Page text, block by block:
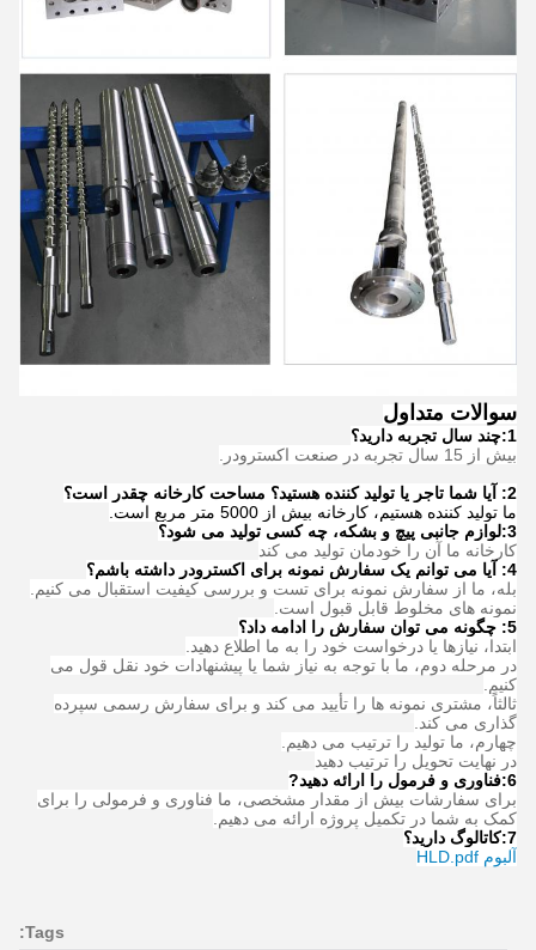
سوالات متداول
1:چند سال تجربه دارید؟
بیش از 15 سال تجربه در صنعت اکسترودر.
2: آیا شما تاجر یا تولید کننده هستید؟ مساحت کارخانه چقدر است؟
ما تولید کننده هستیم، کارخانه بیش از 5000 متر مربع است.
3: لوازم جانبی پیچ و بشکه، چه کسی تولید می شود؟
کارخانه ما آن را خودمان تولید می کند
4: آیا می توانم یک سفارش نمونه برای اکسترودر داشته باشم؟
بله، ما از سفارش نمونه برای تست و بررسی کیفیت استقبال می کنیم.
نمونه های مخلوط قابل قبول است.
5: چگونه می توان سفارش را ادامه داد؟
ابتدا، نیازها یا درخواست خود را به ما اطلاع دهید.
در مرحله دوم، ما با توجه به نیاز شما یا پیشنهادات خود نقل قول می
کنیم.
ثالثاً، مشتری نمونه ها را تأیید می کند و برای سفارش رسمی سپرده
گذاری می کند.
چهارم، ما تولید را ترتیب می دهیم.
در نهایت تحویل را ترتیب دهید
6: فناوری و فرمول را ارائه دهید?
برای سفارشات بیش از مقدار مشخصی، ما فناوری و فرمولی را برای
کمک به شما در تکمیل پروژه ارائه می دهیم.
7: کاتالوگ دارید؟
آلبوم HLD.pdf
Tags: